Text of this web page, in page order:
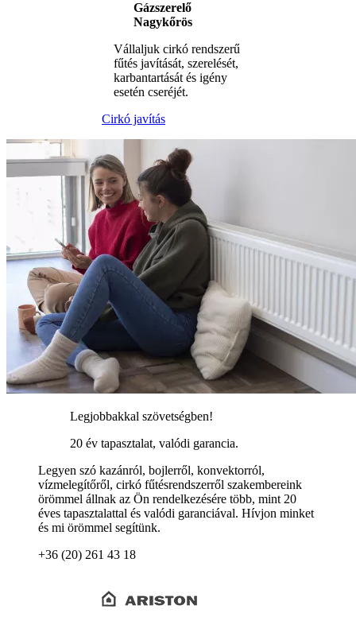
Gázszerelő
Nagykőrös
Vállaljuk cirkó rendszerű
fűtés javítását, szerelését,
karbantartását és igény
esetén cseréjét.
Cirkó javítás
Legjobbakkal szövetségben!
20 év tapasztalat, valódi garancia.
Legyen szó kazánról, bojlerről, konvektorról,
vízmelegítőről, cirkó fűtésrendszerről szakembereink
örömmel állnak az Ön rendelkezésére több, mint 20
éves tapasztalattal és valódi garanciával. Hívjon minket
és mi örömmel segítünk.
+36 (20) 261 43 18